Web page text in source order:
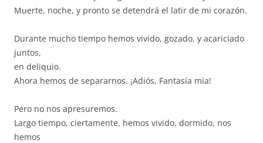
Muerte, noche, y pronto se detendrá el latir de mi corazón.
Durante mucho tiempo hemos vivido, gozado, y acariciado
juntos,
en deliquio.
Ahora hemos de separarnos. ¡Adiós, Fantasía mía!
Pero no nos apresuremos.
Largo tiempo, ciertamente, hemos vivido, dormido, nos
hemos